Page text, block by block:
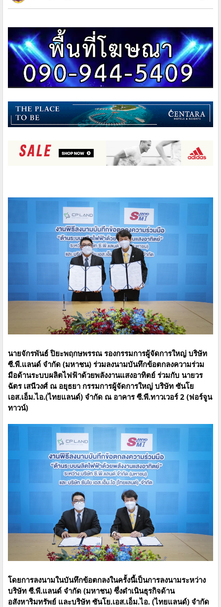
นายจักรพันธ์ ปิยะพฤกษพรรณ รองกรรมการผู้จัดการใหญ่ บริษัท
ซี.พี.แลนด์ จำกัด (มหาชน) ร่วมลงนามบันทึกข้อตกลงความร่วม
มือด้านระบบผลิตไฟฟ้าด้วยพลังงานแสงอาทิตย์ ร่วมกับ นายวร
ฉัตร เสนีวงศ์ ณ อยุธยา กรรมการผู้จัดการใหญ่ บริษัท ซันโย
เอส.เอ็ม.ไอ.(ไทยแลนด์) จำกัด ณ อาคาร ซี.พี.ทาวเวอร์ 2 (ฟอร์จูน
ทาวน์)
โดยการลงนามในบันทึกข้อตกลงในครั้งนี้เป็นการลงนามระหว่าง
บริษัท ซี.พี.แลนด์ จำกัด (มหาชน) ซึ่งดำเนินธุรกิจด้าน
อสังหาริมทรัพย์ และบริษัท ซันโย.เอส.เอ็ม.ไอ. (ไทยแลนด์) จำกัด